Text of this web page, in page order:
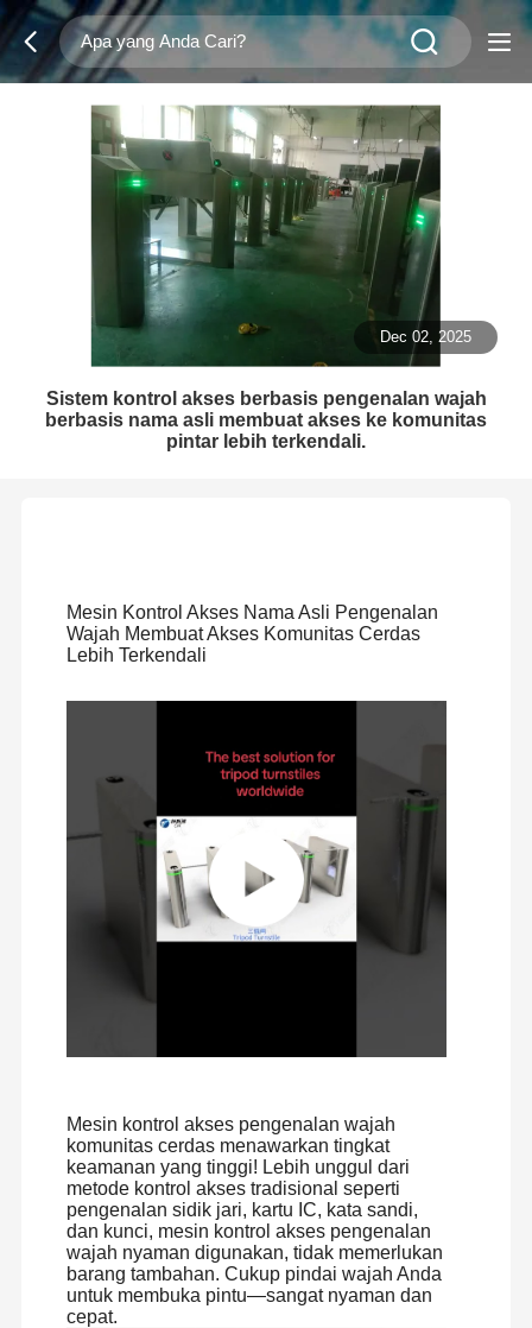
Dec 02, 2025
Sistem kontrol akses berbasis pengenalan wajah
berbasis nama asli membuat akses ke komunitas
pintar lebih terkendali.
Mesin Kontrol Akses Nama Asli Pengenalan
Wajah Membuat Akses Komunitas Cerdas
Lebih Terkendali
Mesin kontrol akses pengenalan wajah
komunitas cerdas menawarkan tingkat
keamanan yang tinggi! Lebih unggul dari
metode kontrol akses tradisional seperti
pengenalan sidik jari, kartu IC, kata sandi,
dan kunci, mesin kontrol akses pengenalan
wajah nyaman digunakan, tidak memerlukan
barang tambahan. Cukup pindai wajah Anda
untuk membuka pintu—sangat nyaman dan
cepat.